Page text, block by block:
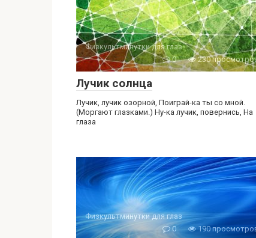
Физкультминутки для глаз
0
230
Лучик солнца
Лучик, лучик озорной, Поиграй-ка ты со мной.
(Моргают глазками.) Ну-ка лучик, повернись, На
глаза
Физкультминутки для глаз
0
190